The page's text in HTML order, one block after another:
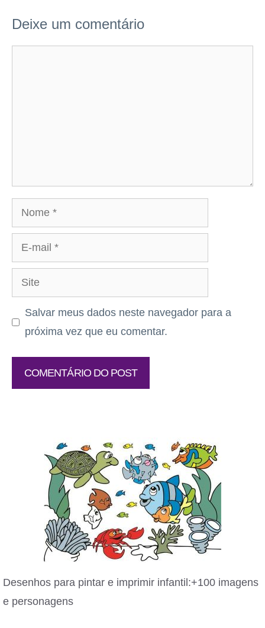
Deixe um comentário
Nome
mail
Site
Salvar meus dados neste navegador para a
próxima vez que eu comentar.
Desenhos para pintar e imprimir infantil:+100 imagens
e personagens